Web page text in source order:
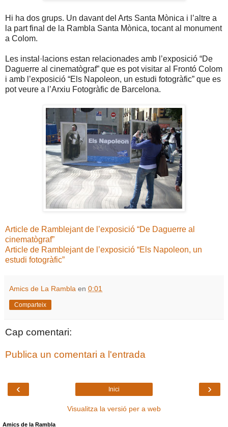
Hi ha dos grups. Un davant del Arts Santa Mònica i l’altre a
la part final de la Rambla Santa Mònica, tocant al monument
a Colom.
Les instal·lacions estan relacionades amb l’exposició “De
Daguerre al cinematògraf” que es pot visitar al Frontó Colom
i amb l’exposició “Els Napoleon, un estudi fotogràfic” que es
pot veure a l’Arxiu Fotogràfic de Barcelona.
Article de Ramblejant de l’exposició “De Daguerre al
cinematògraf”
Article de Ramblejant de l’exposició “Els Napoleon, un
estudi fotogràfic”
Amics de La Rambla en 0:01
Comparteix
Cap comentari:
Publica un comentari a l'entrada
‹ ›
Inici
Visualitza la versió per a web
Amics de la Rambla